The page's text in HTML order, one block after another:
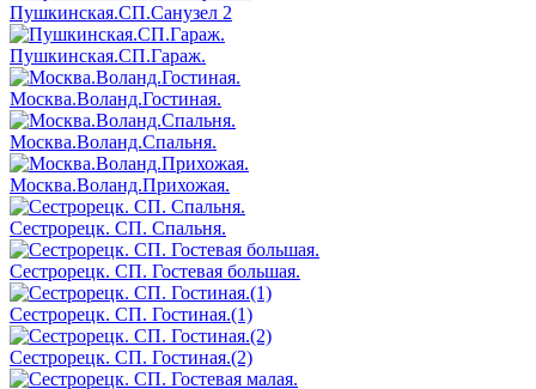
Пушкинская.СП.Санузел 2
Пушкинская.СП.Гараж.
Москва.Воланд.Гостиная.
Москва.Воланд.Спальня.
Москва.Воланд.Прихожая.
Сестрорецк. СП. Спальня.
Сестрорецк. СП. Гостевая большая.
Сестрорецк. СП. Гостиная.(1)
Сестрорецк. СП. Гостиная.(2)